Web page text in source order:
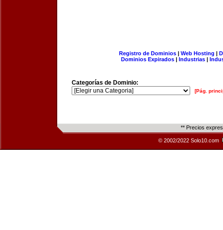
Registro de Dominios| Web Hosting |
Dominios Expirados | Industrias |
Categorías de Dominio:
[Pág.
** Precios
© 2002/2022 Solo10.com